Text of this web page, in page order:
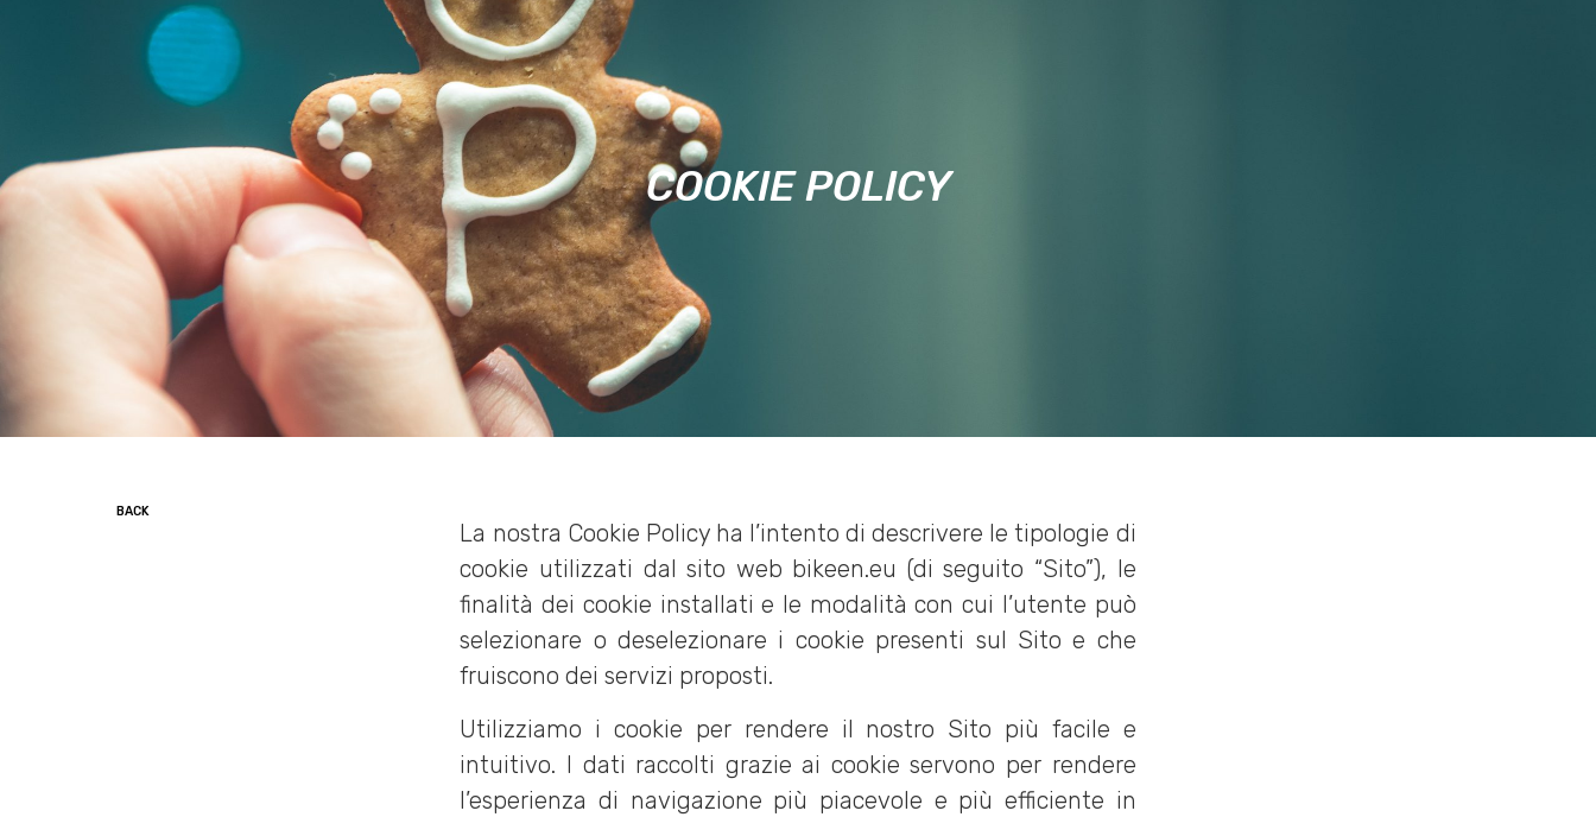
COOKIE POLICY
BACK
La nostra Cookie Policy ha l’intento di descrivere le tipologie di
cookie utilizzati dal sito web bikeen.eu (di seguito “Sito”), le
finalità dei cookie installati e le modalità con cui l’utente può
selezionare o deselezionare i cookie presenti sul Sito e che
fruiscono dei servizi proposti.
Utilizziamo i cookie per rendere il nostro Sito più facile e
intuitivo. I dati raccolti grazie ai cookie servono per rendere
l’esperienza di navigazione più piacevole e più efficiente in